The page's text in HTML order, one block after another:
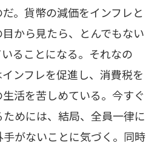
。貨幣の減価をインフレと
から見たら、とんでもない
ることになる。それなの
ンフレを促進し、消費税を
活を苦しめている。今すぐ
めには、結局、全員一律に
がないことに気づく。同時